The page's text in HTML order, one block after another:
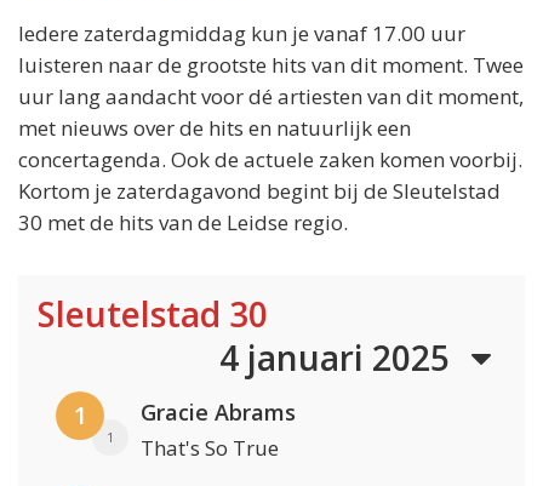
Iedere zaterdagmiddag kun je vanaf 17.00 uur
luisteren naar de grootste hits van dit moment. Twee
uur lang aandacht voor dé artiesten van dit moment,
met nieuws over de hits en natuurlijk een
concertagenda. Ook de actuele zaken komen voorbij.
Kortom je zaterdagavond begint bij de Sleutelstad
30 met de hits van de Leidse regio.
Sleutelstad 30
4 januari 2025
1
1
Gracie Abrams
That's So True